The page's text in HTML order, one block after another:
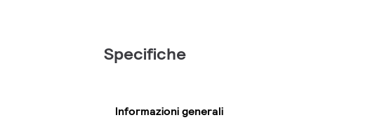
Specifiche
Informazioni generali